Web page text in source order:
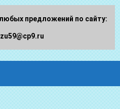
предложений по сайту: